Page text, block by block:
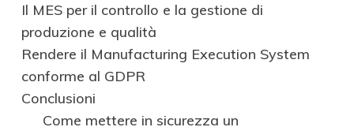
Il MES per il controllo e la gestione di
produzione e qualità
Rendere il Manufacturing Execution System
conforme al GDPR
Conclusioni
Come mettere in sicurezza un